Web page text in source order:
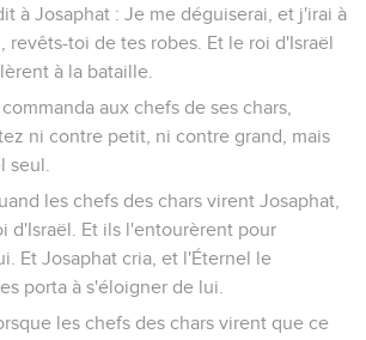
à Josaphat : Je me déguiserai, et j'irai à
revêts-toi de tes robes. Et le roi d'Israël
à la bataille.
aux chefs de ses chars,
ni contre petit, ni contre grand, mais
seul.
les chefs des chars virent Josaphat,
d'Israël. Et ils l'entourèrent pour
Et Josaphat cria, et l'Éternel le
porta à s'éloigner de lui.
les chefs des chars virent que ce